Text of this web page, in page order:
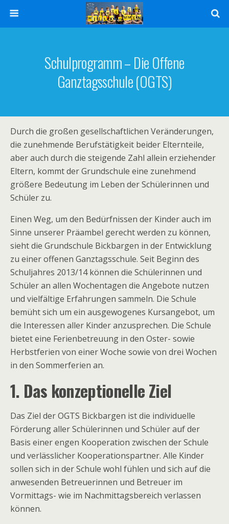
Schulprogramm – Die Offene
Ganztagsschule (OGTS)
Durch die großen gesellschaftlichen Veränderungen,
die zunehmende Berufstätigkeit beider Elternteile,
aber auch durch die steigende Zahl allein erziehender
Eltern, kommt der Grundschule eine zunehmend
größere Bedeutung im Leben der Schülerinnen und
Schüler zu.
Einen Weg, um den Bedürfnissen der Kinder auch im
Sinne unserer Präambel gerecht werden zu können,
sieht die Grundschule Bickbargen in der Entwicklung
zu einer offenen Ganztagsschule. Seit Beginn des
Schuljahres 2013/14 können die Schülerinnen und
Schüler an allen Wochentagen die Angebote nutzen
und vielfältige Erfahrungen sammeln. Die Schule
bemüht sich um ein ausgewogenes Kursangebot, um
die Interessen aller Kinder anzusprechen. Die Schule
bietet eine Ferienbetreuung in den Oster- sowie
Herbstferien von einer Woche sowie von drei Wochen
in den Sommerferien an.
1. Das konzeptionelle Ziel
Das Ziel der OGTS Bickbargen ist die individuelle
Förderung aller Schülerinnen und Schüler auf der
Basis einer engen Kooperation zwischen der Schule
und verlässlicher Kooperationspartner. Alle Kinder
sollen sich in der Schule wohl fühlen und sich auf die
anwesenden Betreuerinnen und Betreuer im
Vormittags- wie im Nachmittagsbereich verlassen
können.